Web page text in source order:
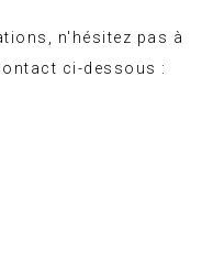
n'hésitez pas à
ci-dessous :